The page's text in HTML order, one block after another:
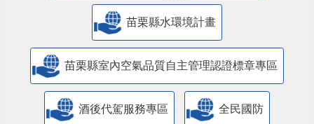
苗栗縣水環境計畫
苗栗縣室內空氣品質自主管理認證標章專區
酒後代駕服務專區 全民國防